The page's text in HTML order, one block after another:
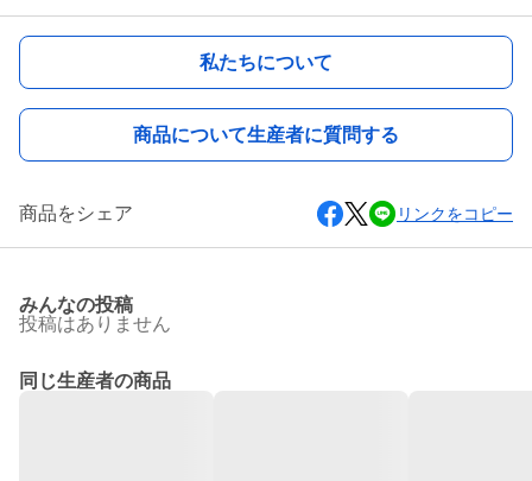
私たちについて
商品について生産者に質問する
商品をシェア リンクをコピー
みんなの投稿
投稿はありません
同じ生産者の商品